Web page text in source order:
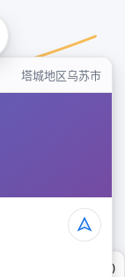
塔城地区乌苏市
户乡人民政府(公交站)